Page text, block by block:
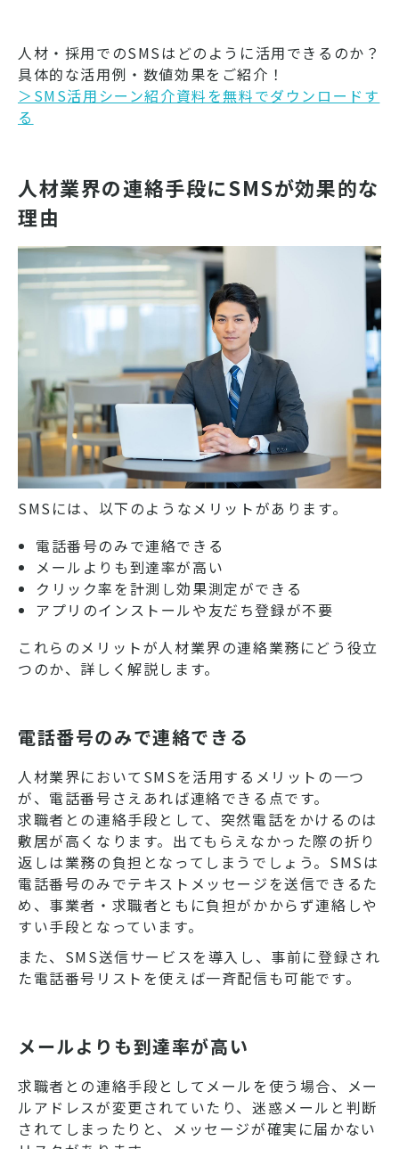
のツールも紹介しますので、ぜ
ひ参考にしてみてください。
人材・採用でのSMSはどのように活用できるのか？
具体的な活用例・数値効果をご紹介！
＞SMS活用シーン紹介資料を無料でダウンロードす
る
人材業界の連絡手段にSMSが効果的な
理由
SMSには、以下のようなメリットがあります。
電話番号のみで連絡できる
メールよりも到達率が高い
クリック率を計測し効果測定ができる
アプリのインストールや友だち登録が不要
これらのメリットが人材業界の連絡業務にどう役立
つのか、詳しく解説します。
電話番号のみで連絡できる
人材業界においてSMSを活用するメリットの一つ
が、電話番号さえあれば連絡できる点です。
求職者との連絡手段として、突然電話をかけるのは
敷居が高くなります。出てもらえなかった際の折り
返しは業務の負担となってしまうでしょう。SMSは
電話番号のみでテキストメッセージを送信できるた
め、事業者・求職者ともに負担がかからず連絡しや
すい手段となっています。
また、SMS送信サービスを導入し、事前に登録され
た電話番号リストを使えば一斉配信も可能です。
メールよりも到達率が高い
求職者との連絡手段としてメールを使う場合、メー
ルアドレスが変更されていたり、迷惑メールと判断
されてしまったりと、メッセージが確実に届かない